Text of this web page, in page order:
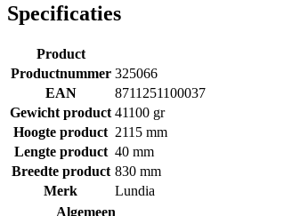
Specificaties
Product
Productnummer 325066
EAN
8711251100037
Gewicht product 41100 gr
Hoogte product 2115 mm
Lengte product 40 mm
Breedte product 830 mm
Merk
Lundia
Algemeen